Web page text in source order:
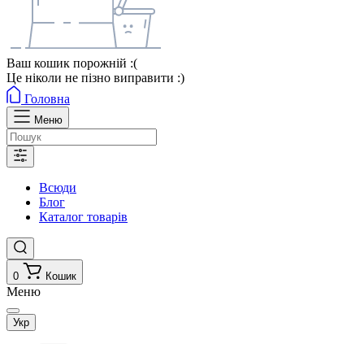
Ваш кошик порожній :(
Це ніколи не пізно виправити :)
Головна
Меню
Всюди
Блог
Каталог товарів
0 Кошик
Меню
Укр